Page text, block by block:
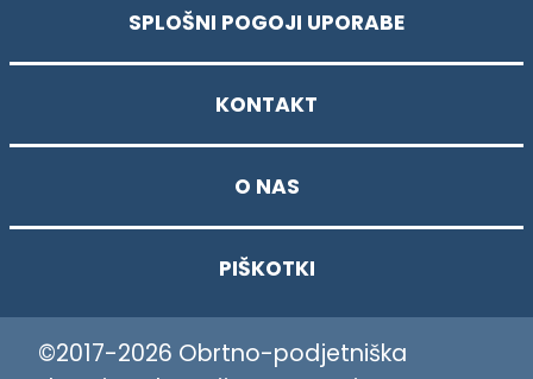
SPLOŠNI POGOJI UPORABE
KONTAKT
O NAS
PIŠKOTKI
©2017-2026 Obrtno-podjetniška